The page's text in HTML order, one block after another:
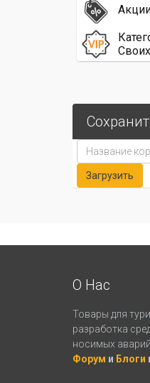
Своих
О Нас
Товары для
разработка
носимых
Форум и Блоги